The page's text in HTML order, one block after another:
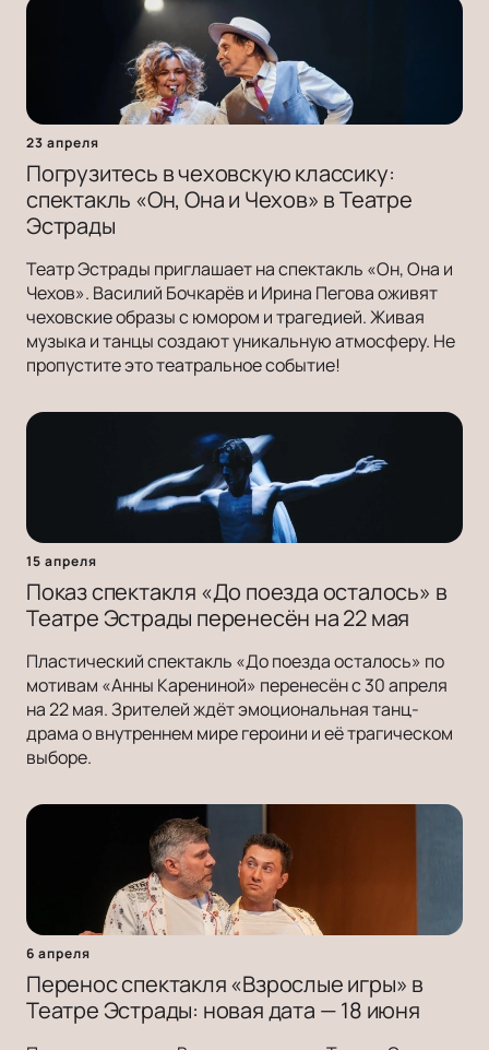
23 апреля
Погрузитесь в чеховскую классику:
спектакль «Он, Она и Чехов» в Театре
Эстрады
Театр Эстрады приглашает на спектакль «Он, Она и
Чехов». Василий Бочкарёв и Ирина Пегова оживят
чеховские образы с юмором и трагедией. Живая
музыка и танцы создают уникальную атмосферу. Не
пропустите это театральное событие!
15 апреля
Показ спектакля «До поезда осталось» в
Театре Эстрады перенесён на 22 мая
Пластический спектакль «До поезда осталось» по
мотивам «Анны Карениной» перенесён с 30 апреля
на 22 мая. Зрителей ждёт эмоциональная танц-
драма о внутреннем мире героини и её трагическом
выборе.
6 апреля
Перенос спектакля «Взрослые игры» в
Театре Эстрады: новая дата — 18 июня